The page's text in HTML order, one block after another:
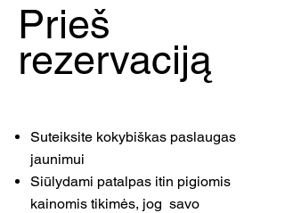
Prieš
rezervaciją
Suteiksite kokybiškas paslaugas
jaunimui
Siūlydami patalpas itin pigiomis
kainomis tikimės, jog savo